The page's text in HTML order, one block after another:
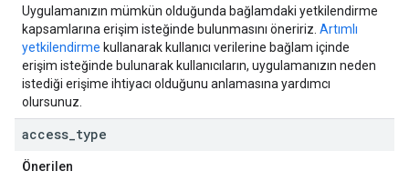
Uygulamanızın mümkün olduğunda bağlamdaki yetkilendirme
kapsamlarına erişim isteğinde bulunmasını öneririz. Artımlı
yetkilendirme kullanarak kullanıcı verilerine bağlam içinde
erişim isteğinde bulunarak kullanıcıların, uygulamanızın neden
istediği erişime ihtiyacı olduğunu anlamasına yardımcı
olursunuz.
access type
Önerilen